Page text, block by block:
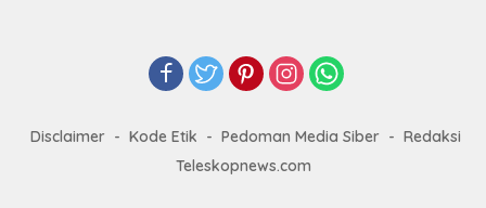
Disclaimer Kode Etik Pedoman Media Siber
Redaksi
Teleskopnews.com